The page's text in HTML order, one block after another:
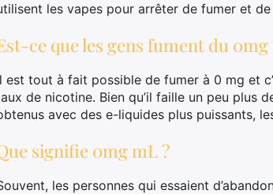
les vapes pour arrêter de fumer et
ce que les gens fument du 0mg
est tout à fait possible de fumer à 0 mg et
de nicotine. Bien qu’il faille un peu plus
avec des e-liquides plus puissants,
signifie 0mg mL ?
les personnes qui essaient